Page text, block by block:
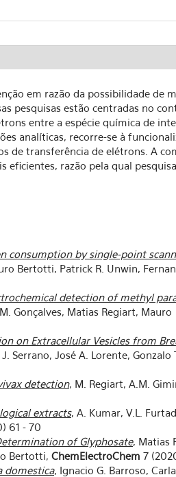
em razão da possibilidade de
pesquisas estão centradas no
entre a espécie química de
analíticas, recorre-se à
de transferência de elétrons. A
razão pela qual
consumption by single-point
Bertotti, Patrick R. Unwin,
detection of methyl
Gonçalves, Matias Regiart, Mauro
on Extracellular Vesicles from
Serrano, José A. Lorente, Gonzalo
detection, M. Regiart, A.M.
extracts, A. Kumar, V.L.
61 - 70
of Glyphosate, Matias
Bertotti, ChemElectroChem 7
domestica, Ignacio G. Barroso,